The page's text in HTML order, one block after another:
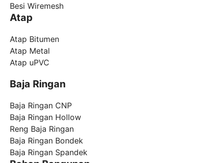
Besi Wiremesh
Atap
Atap Bitumen
Atap Metal
Atap uPVC
Baja Ringan
Baja Ringan CNP
Baja Ringan Hollow
Reng Baja Ringan
Baja Ringan Bondek
Baja Ringan Spandek